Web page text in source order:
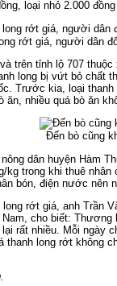
loại nhỏ 2.000
rớt giá, người dân
trên tỉnh lộ 707
long bị vứt bỏ chất
Trước kia, loại
ăn, nhiều quá bò ăn
Đến bò cũng
dân huyện Hàm
kg trong khi thuê
bón, điện nước nên
long rớt giá, anh Trần
cho biết: Thương
lại rất nhiều. Mỗi ngày
thanh long rớt không